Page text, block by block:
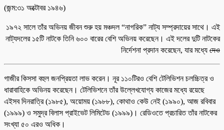
(জন্ম:৩১ অক্টোবর ১৯৪৬)
১৯৭২ সালে তাঁর অভিনয় জীবন শুরু হয় মঞ্চদল “নাগরিক” নাট্য সম্প্রদায়ের সাথে। এই
নাট্যদলের ১৫টি নাটকে তিনি ৬০০ বারের বেশি অভিনয় করেছেন। এই দলের দুটি নাটকের
নির্দেশনা প্রদান করেছেন, যার মধ্যে দেও
গাজীর কিসসা বহুল জনপ্রিয়তা লাভ করেন। নূর ১১০টিরও বেশি টেলিভিশন চলচ্চিত্র ও
ধারাবাহিকে অভিনয় করেছেন। টেলিভিশনে তাঁর উল্লেখযোগ্য কাজের মধ্যে রয়েছে
এইসব দিনরাত্রি (১৯৮৫), অয়োময় (১৯৮৮), কোথাও কেউ নেই (১৯৯০), আজ রবিবার
(১৯৯৯) ও সমুদ্র বিলাস প্রাইভেট লিমিটেড (১৯৯৯)। রেডিওতে প্রচারিত তাঁর নাটকের
সংখ্যা ৫০ এরও অধিক।